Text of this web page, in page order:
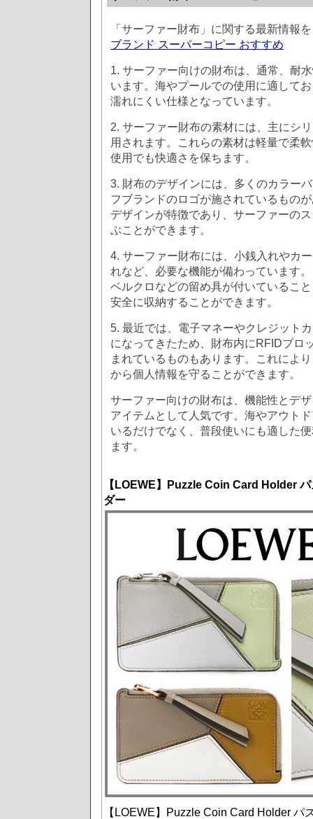
「サーファー財布」に関する最新情報
ブランド スーパーコピー おすすめ
1. サーファー向けの財布は、通常、耐
います。海やプールでの使用に適して
濡れにくい仕様となっています。
2. サーファー財布の素材には、主にシ
用されます。これらの素材は軽量で柔
使用でも快適さを保ちます。
3. 財布のデザインには、多くのカラー
フブランドのロゴが施されているもの
デザインが特徴であり、サーファーの
ぶことができます。
4. サーファー財布には、小銭入れやカ
れなど、必要な機能が備わっています
ベルクロなどの留め具が付いているこ
安全に収納することができます。
5. 最近では、電子マネーやクレジット
になってきたため、財布内にRFIDブロ
まれているものもあります。これによ
から個人情報を守ることができます。
サーファー向けの財布は、機能性とデ
アイテムとして人気です。海やアウト
いるだけでなく、普段使いにも適した
ます。
【LOEWE】Puzzle Coin Card Holder
ダー
【LOEWE】Puzzle Coin Card Holder パ